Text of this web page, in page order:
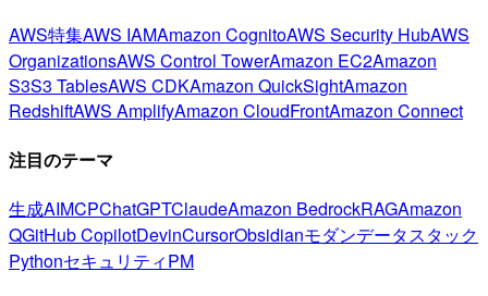
AWS特集AWS IAMAmazon CognitoAWS Security HubAWS
OrganizationsAWS Control TowerAmazon EC2Amazon
S3S3 TablesAWS CDKAmazon QuickSightAmazon
RedshiftAWS AmplifyAmazon CloudFrontAmazon Connect
注目のテーマ
生成AIMCPChatGPTClaudeAmazon BedrockRAGAmazon
QGitHub CopilotDevinCursorObsidianモダンデータスタック
PythonセキュリティPM